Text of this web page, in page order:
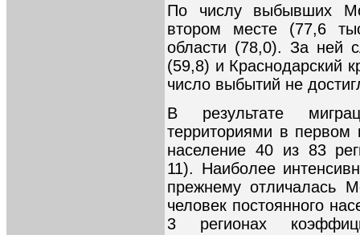
По числу выбывших
втором месте (77,6
области (78,0). За ней
(59,8) и Краснодарский
число выбытий не
В результате
территориями в первом
население 40 из 83
11). Наиболее
прежнему отличалась
человек постоянного
3 регионах